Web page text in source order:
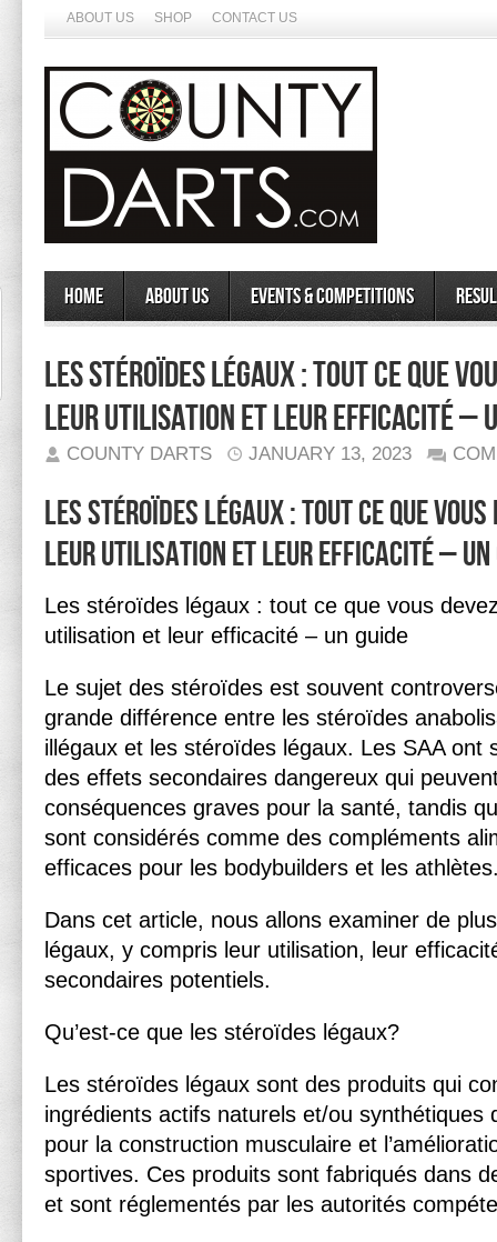
ABOUT US SHOP CONTACT US
Home About Us Events & Competitions
Les stéroïdes légaux : Tout ce que
leur utilisation et leur efficacité –
COUNTY DARTS JANUARY 13, 2023
Les stéroïdes légaux : Tout ce que
leur utilisation et leur efficacité – Un
Les stéroïdes légaux : tout ce que vous
utilisation et leur efficacité – un guide
Le sujet des stéroïdes est souvent
grande différence entre les stéroïdes
illégaux et les stéroïdes légaux. Les SAA ont
des effets secondaires dangereux qui
conséquences graves pour la santé, tandis
sont considérés comme des compléments
efficaces pour les bodybuilders et les
Dans cet article, nous allons examiner de
légaux, y compris leur utilisation, leur
secondaires potentiels.
Qu’est-ce que les stéroïdes légaux?
Les stéroïdes légaux sont des produits qui
ingrédients actifs naturels et/ou synthétiques
pour la construction musculaire et
sportives. Ces produits sont fabriqués dans
et sont réglementés par les autorités